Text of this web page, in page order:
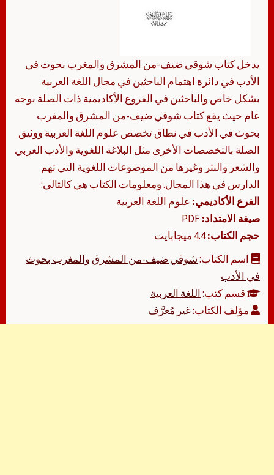
يدخل كتاب شوقي ضيف-من المشرق والمغرب بحوث في
الأدب في دائرة اهتمام الباحثين في مجال اللغة العربية
بشكل خاص والباحثين في الفروع الأكاديمية ذات الصلة بوجه
عام حيث يقع كتاب شوقي ضيف-من المشرق والمغرب
بحوث في الأدب في نطاق تخصص علوم اللغة العربية ووثيق
الصلة بالتخصصات الأخرى مثل البلاغة اللغوية والأدب العربي
والشعر والنثر وغيرها من الموضوعات اللغوية التي تهم
الدارس في هذا المجال. ومعلومات الكتاب هي كالتالي:
الفرع الأكاديمي: علوم اللغة العربية
صيغة الامتداد:
حجم الكتاب:4.4 ميجابايت
اسم الكتاب:شوقي ضيف-من المشرق والمغرب بحوث
في الأدب
قسم كتب:اللغة العربية
مؤلف الكتاب:غير مُعرَّف